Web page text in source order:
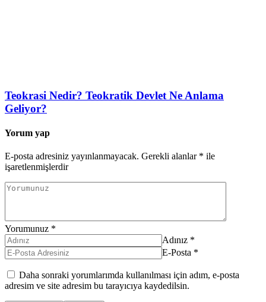
Teokrasi Nedir? Teokratik Devlet Ne Anlama
Geliyor?
Yorum yap
E-posta adresiniz yayınlanmayacak. Gerekli alanlar * ile
işaretlenmişlerdir
Yorumunuz *
Adınız *
E-Posta *
Daha sonraki yorumlarımda kullanılması için adım, e-posta
adresim ve site adresim bu tarayıcıya kaydedilsin.